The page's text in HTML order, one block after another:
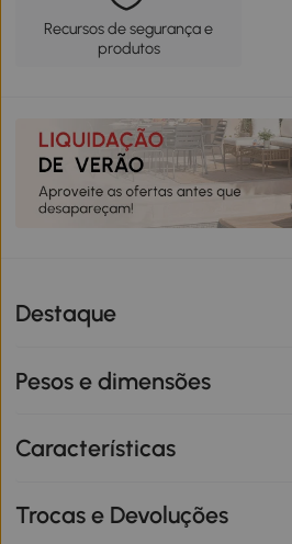
Recursos de segurança e
produtos
Destaque
Pesos e dimensões
Características
Trocas e Devoluções